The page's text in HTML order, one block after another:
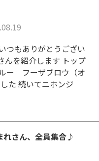
つもありがとうござい
んを紹介します トップ
ー フーザブロウ（オ
た 続いてニホンジ
れさん、全員集合♪